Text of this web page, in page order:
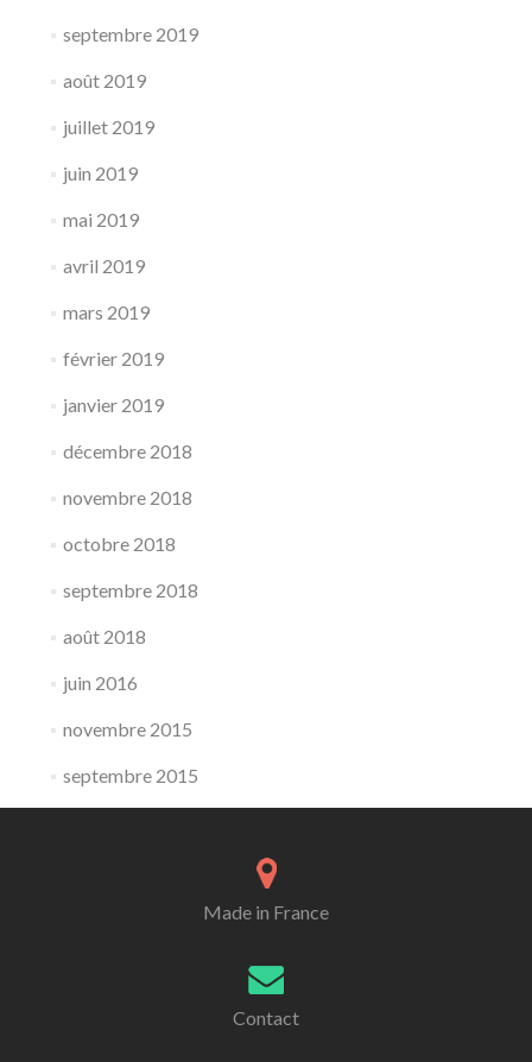
septembre 2019
août 2019
juillet 2019
juin 2019
mai 2019
avril 2019
mars 2019
février 2019
janvier 2019
décembre 2018
novembre 2018
octobre 2018
septembre 2018
août 2018
juin 2016
novembre 2015
septembre 2015
Made in France
Contact